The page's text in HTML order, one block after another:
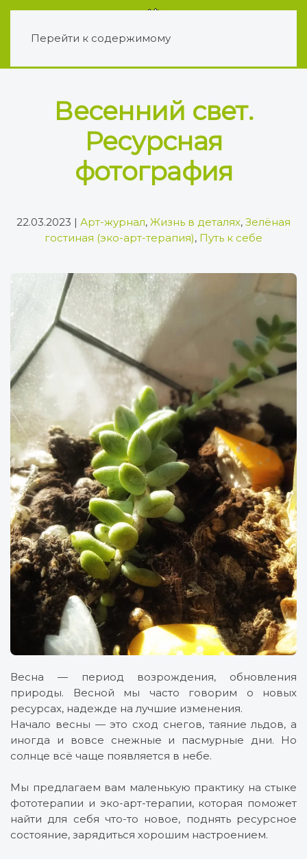
Перейти к содержимому
Весенний свет.
Ресурсная
фотография
22.03.2023 | Арт-журнал, Жизнь в деталях, Зелёная
гостиная (эко-арт-терапия), Путь к себе
Весна — период возрождения, обновления
природы. Весной мы часто говорим о новых
ресурсах, надежде на лучшие изменения.
Начало весны — это сход снегов, таяние льдов, а
иногда и вовсе снежные и пасмурные дни. Но
солнце всё чаще появляется в небе.
Мы предлагаем вам маленькую практику на стыке
фототерапии и эко-арт-терапии, которая поможет
найти для себя что-то новое, поднять ресурсное
состояние, зарядиться хорошим настроением.